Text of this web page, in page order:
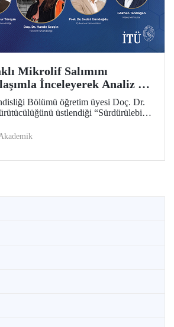
Mikrolif Salımını
İnceleyerek Analiz ve
Geliştirecek Projeye
Bölümü öğretim üyesi Doç. Dr.
üstlendiği “Sürdürülebilir
Salımı: Aşınma, UV Maruziyeti